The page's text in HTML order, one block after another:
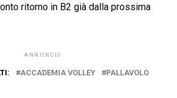
ritorno in B2 già dalla prossima
ANNUNCIO
ACCADEMIA VOLLEY PALLAVOLO